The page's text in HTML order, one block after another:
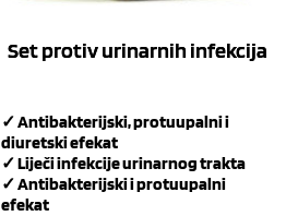
Set protiv urinarnih infekcija
✓ Antibakterijski, protuupalni i
diuretski efekat
✓ Liječi infekcije urinarnog trakta
✓ Antibakterijski i protuupalni
efekat